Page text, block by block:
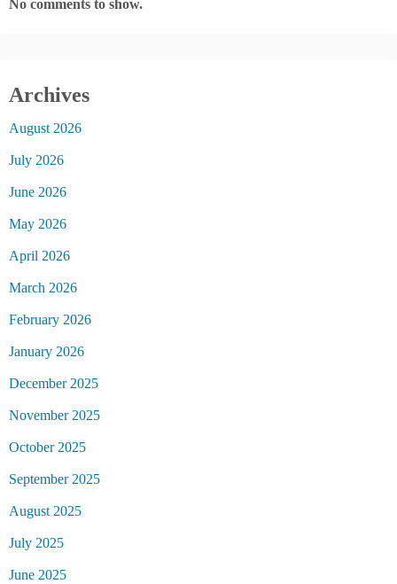
No comments to show.
Archives
August 2026
July 2026
June 2026
May 2026
April 2026
March 2026
February 2026
January 2026
December 2025
November 2025
October 2025
September 2025
August 2025
July 2025
June 2025